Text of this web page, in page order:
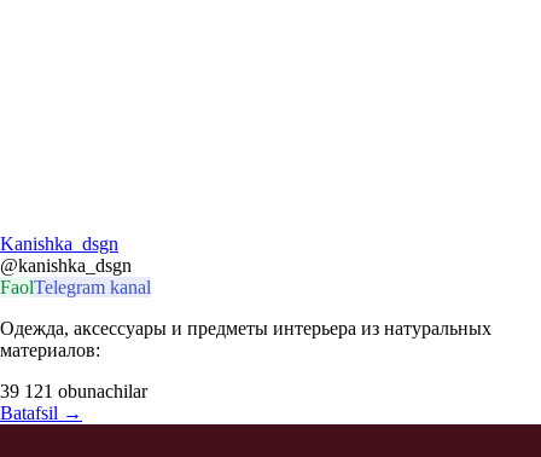
Kanishka_dsgn
@kanishka_dsgn
FaolTelegram kanal
Одежда, аксессуары и предметы интерьера из натуральных
материалов:
39 121 obunachilar
Batafsil →